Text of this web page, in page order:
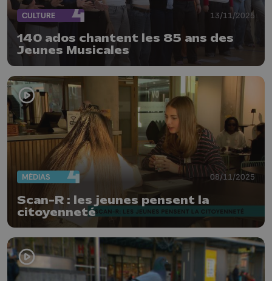
CULTURE 13/11/2025
140 ados chantent les 85 ans des
Jeunes Musicales
MÉDIAS 08/11/2025
Scan-R : les jeunes pensent la
citoyenneté